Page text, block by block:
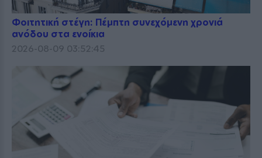
Φοιτητική στέγη: Πέμπτη συνεχόμενη χρονιά
ανόδου στα ενοίκια
2026-08-09 03:52:45